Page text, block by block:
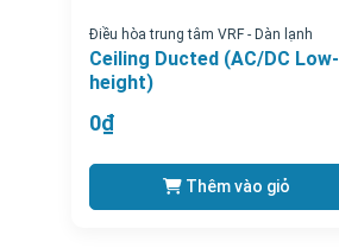
Điều hòa trung tâm VRF - Dàn lạnh
Ceiling Ducted (AC/DC Low-
height)
0₫
Thêm vào giỏ